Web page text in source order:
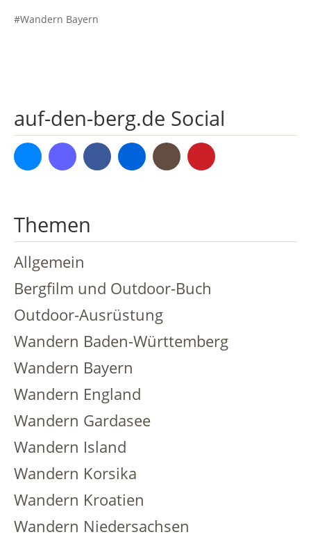
Wandern Bayern
auf-den-berg.de Social
Bluesky MastodonFacebookFlickr Instagram
Themen
Allgemein
Bergfilm und Outdoor-Buch
Outdoor-Ausrüstung
Wandern Baden-Württemberg
Wandern Bayern
Wandern England
Wandern Gardasee
Wandern Island
Wandern Korsika
Wandern Kroatien
Wandern Niedersachsen